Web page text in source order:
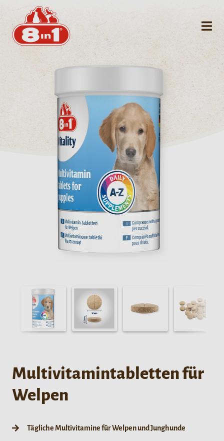
Multivitamintabletten für
Welpen
Tägliche Multivitamine für Welpen und Junghunde